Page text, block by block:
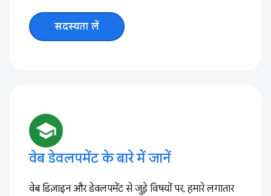
सदस्यता लें
school
वेब डेवलपमेंट के बारे में जानें
वेब डिज़ाइन और डेवलपमेंट से जुड़े विषयों पर, हमारे लगातार